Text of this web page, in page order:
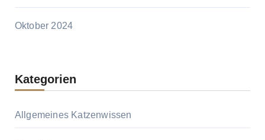
Oktober 2024
Kategorien
Allgemeines Katzenwissen